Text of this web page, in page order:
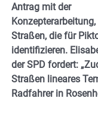
Antrag mit der
Konzepterarbeitung,
Straßen, die für
identifizieren.
der SPD fordert:
Straßen lineares
Radfahrer in